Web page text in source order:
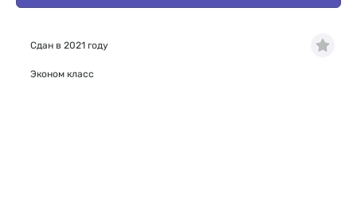
Сдан в 2021 году
Эконом класс